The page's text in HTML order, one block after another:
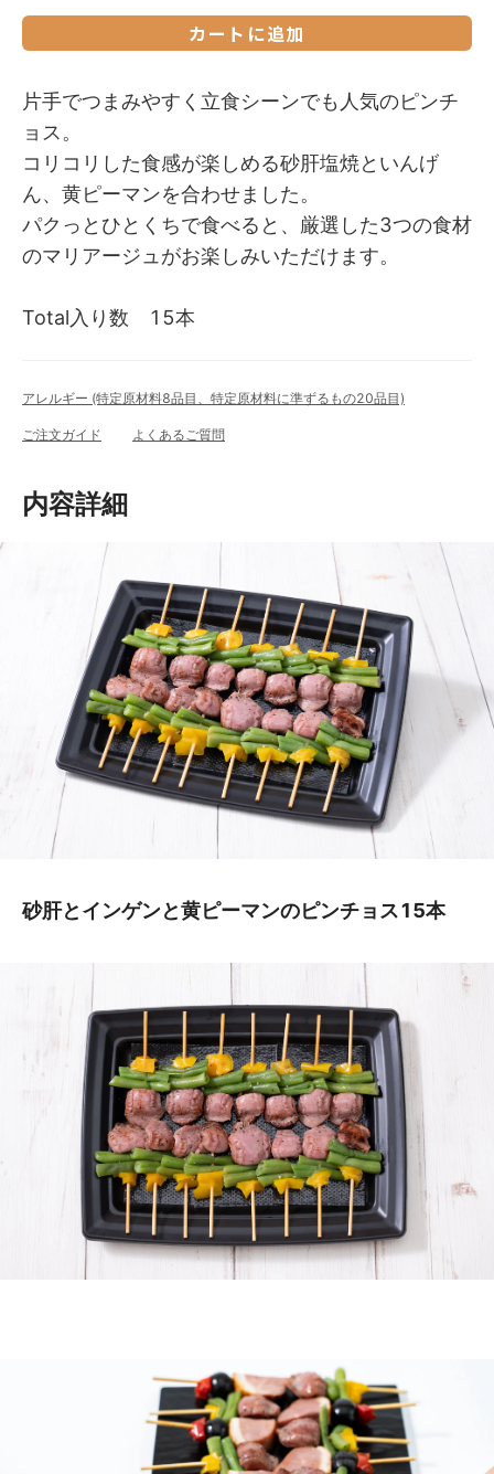
カートに追加
片手でつまみやすく立食シーンでも人気のピンチ
ョス。
コリコリした食感が楽しめる砂肝塩焼といんげ
ん、黄ピーマンを合わせました。
パクっとひとくちで食べると、厳選した3つの食材
のマリアージュがお楽しみいただけます。
Total入り数 15本
アレルギー (特定原材料8品目、特定原材料に準ずるもの20品目)
ご注文ガイド よくあるご質問
内容詳細
砂肝とインゲンと黄ピーマンのピンチョス15本